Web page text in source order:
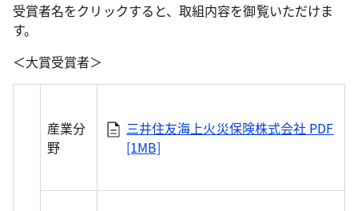
受賞者名をクリックすると、取組内容を御覧いただけま
す。
＜大賞受賞者＞
産業分
野
三井住友海上火災保険株式会社 PDF
[1MB]